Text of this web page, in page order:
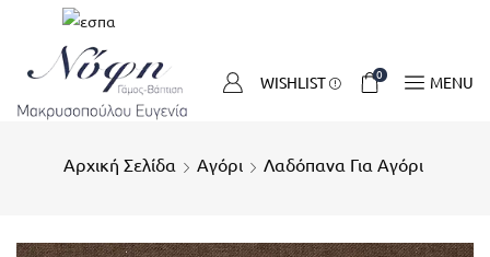
WISHLIST 0 MENU
Αρχική Σελίδα Αγόρι Λαδόπανα Για Αγόρι